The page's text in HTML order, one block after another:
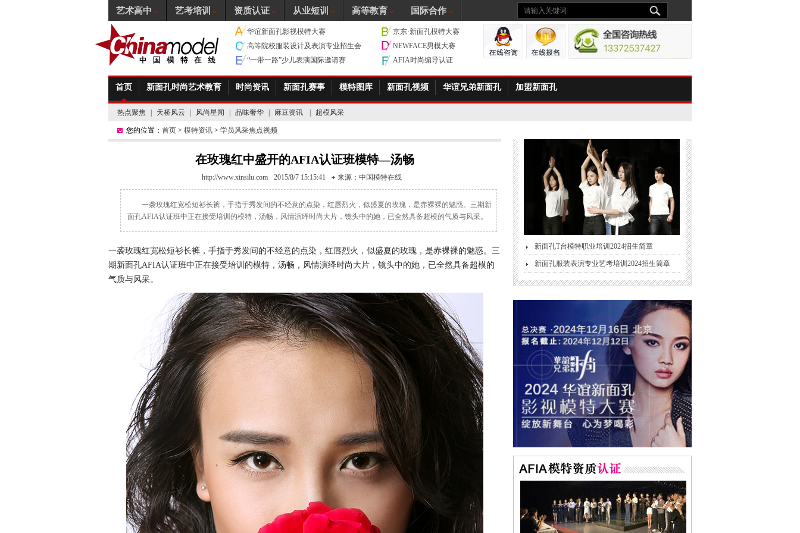
华谊新面孔影视模特大赛
京东·新面孔模特大赛
高等院校服装设计及表演专业招生会
NEWFACE男模大赛
“一带一路”少儿表演国际邀请赛
AFIA时尚编导认证
首页 新面孔时尚艺术教育 时尚资讯 新面孔赛事 模特图库 新面孔视频 华谊兄弟新面孔 加盟新面孔
热点聚焦 天桥风云 风尚星闻 品味奢华 麻豆资讯 超模风采
您的位置： 首页 > 模特资讯 > 学员风采焦点视频
在玫瑰红中盛开的AFIA认证班模特—汤畅
http://www.xinsilu.com 2015/8/7 15:15:41 来源： 中国模特在线
一袭玫瑰红宽松短衫长裤，手指于秀发间的不经意的点染，红唇烈火，似盛夏的玫瑰，是赤裸裸的魅惑。三期新
面孔AFIA认证班中正在接受培训的模特，汤畅，风情演绎时尚大片，镜头中的她，已全然具备超模的气质与风采。
一袭玫瑰红宽松短衫长裤，手指于秀发间的不经意的点染，红唇烈火，似盛夏的玫瑰，是赤裸裸的魅惑。三
期新面孔AFIA认证班中正在接受培训的模特，汤畅，风情演绎时尚大片，镜头中的她，已全然具备超模的
气质与风采。
新面孔T台模特职业培训2024招生简章
新面孔服装表演专业艺考培训2024招生简章
艺术高中 艺考培训 资质认证 从业短训 高等教育 国际合作